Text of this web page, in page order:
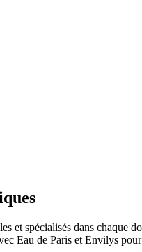
et spécialisés dans
Eau de Paris et Envilys